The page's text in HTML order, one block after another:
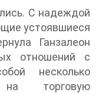
С надеждой
устоявшиеся
Ганзалеон
отношений с
несколько
на торговую